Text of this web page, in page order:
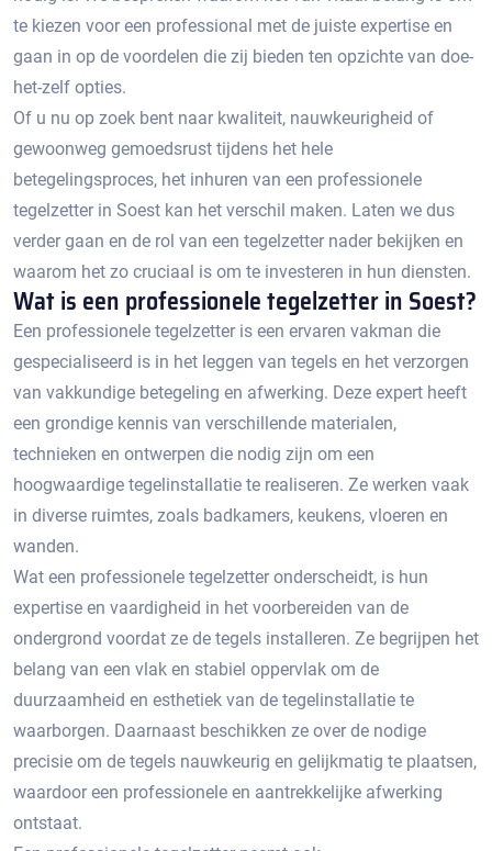
te kiezen voor een professional met de juiste expertise en
gaan in op de voordelen die zij bieden ten opzichte van doe-
het-zelf opties.​
Of u nu op zoek bent naar kwaliteit, nauwkeurigheid of
gewoonweg gemoedsrust tijdens het hele
betegelingsproces, het inhuren van een professionele
tegelzetter in Soest kan het verschil maken.​ Laten we dus
verder gaan en de rol van een tegelzetter nader bekijken en
waarom het zo cruciaal is om te investeren in hun diensten.​
Wat is een professionele tegelzetter in Soest?​
Een professionele tegelzetter is een ervaren vakman die
gespecialiseerd is in het leggen van tegels en het verzorgen
van vakkundige betegeling en afwerking. Deze expert heeft
een grondige kennis van verschillende materialen,
technieken en ontwerpen die nodig zijn om een
hoogwaardige tegelinstallatie te realiseren.​ Ze werken vaak
in diverse ruimtes, zoals badkamers, keukens, vloeren en
wanden.​
Wat een professionele tegelzetter onderscheidt, is hun
expertise en vaardigheid in het voorbereiden van de
ondergrond voordat ze de tegels installeren.​ Ze begrijpen het
belang van een vlak en stabiel oppervlak om de
duurzaamheid en esthetiek van de tegelinstallatie te
waarborgen.​ Daarnaast beschikken ze over de nodige
precisie om de tegels nauwkeurig en gelijkmatig te plaatsen,
waardoor een professionele en aantrekkelijke afwerking
ontstaat.​